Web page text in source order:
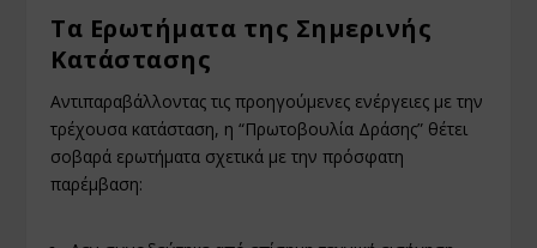
Τα Ερωτήματα της Σημερινής
Κατάστασης
Αντιπαραβάλλοντας τις προηγούμενες ενέργειες με την
τρέχουσα κατάσταση, η “Πρωτοβουλία Δράσης” θέτει
σοβαρά ερωτήματα σχετικά με την πρόσφατη
παρέμβαση: